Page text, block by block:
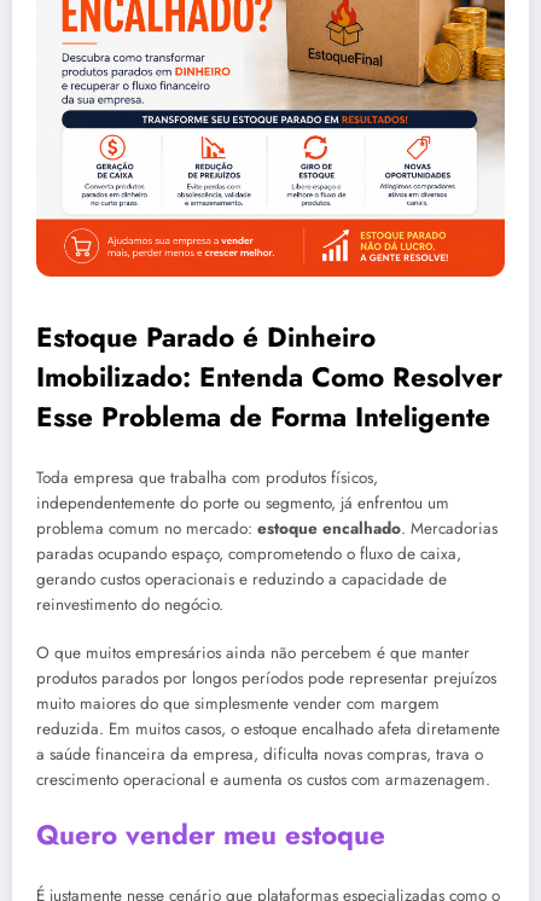
Estoque Parado é Dinheiro
Imobilizado: Entenda Como Resolver
Esse Problema de Forma Inteligente
Toda empresa que trabalha com produtos físicos,
independentemente do porte ou segmento, já enfrentou um
problema comum no mercado: estoque encalhado. Mercadorias
paradas ocupando espaço, comprometendo o fluxo de caixa,
gerando custos operacionais e reduzindo a capacidade de
reinvestimento do negócio.
O que muitos empresários ainda não percebem é que manter
produtos parados por longos períodos pode representar prejuízos
muito maiores do que simplesmente vender com margem
reduzida. Em muitos casos, o estoque encalhado afeta diretamente
a saúde financeira da empresa, dificulta novas compras, trava o
crescimento operacional e aumenta os custos com armazenagem.
Quero vender meu estoque
É justamente nesse cenário que plataformas especializadas como o